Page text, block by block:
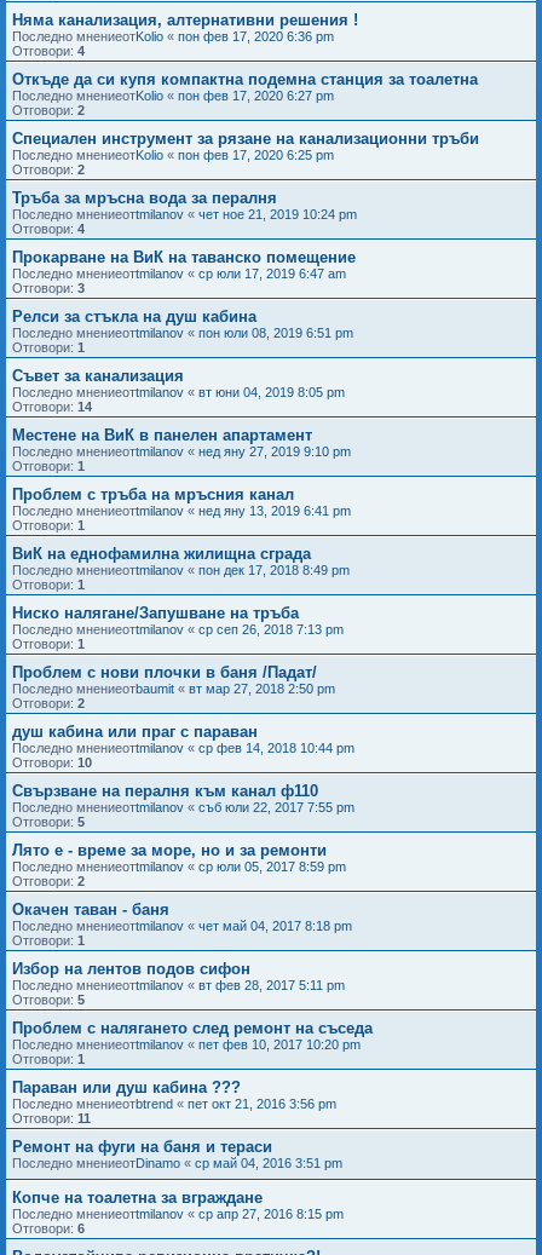
Няма канализация, алтернативни решения !
Последно мнениеотKolio « пон фев 17, 2020 6:36 pm
Отговори: 4
Откъде да си купя компактна подемна станция за тоалетна
Последно мнениеотKolio « пон фев 17, 2020 6:27 pm
Отговори: 2
Специален инструмент за рязане на канализационни тръби
Последно мнениеотKolio « пон фев 17, 2020 6:25 pm
Отговори: 2
Тръба за мръсна вода за пералня
Последно мнениеотtmilanov « чет ное 21, 2019 10:24 pm
Отговори: 4
Прокарване на ВиК на таванско помещение
Последно мнениеотtmilanov « ср юли 17, 2019 6:47 am
Отговори: 3
Релси за стъкла на душ кабина
Последно мнениеотtmilanov « пон юли 08, 2019 6:51 pm
Отговори: 1
Съвет за канализация
Последно мнениеотtmilanov « вт юни 04, 2019 8:05 pm
Отговори: 14
Местене на ВиК в панелен апартамент
Последно мнениеотtmilanov « нед яну 27, 2019 9:10 pm
Отговори: 1
Проблем с тръба на мръсния канал
Последно мнениеотtmilanov « нед яну 13, 2019 6:41 pm
Отговори: 1
ВиК на еднофамилна жилищна сграда
Последно мнениеотtmilanov « пон дек 17, 2018 8:49 pm
Отговори: 1
Ниско налягане/Запушване на тръба
Последно мнениеотtmilanov « ср сеп 26, 2018 7:13 pm
Отговори: 1
Проблем с нови плочки в баня /Падат/
Последно мнениеотbaumit « вт мар 27, 2018 2:50 pm
Отговори: 2
душ кабина или праг с параван
Последно мнениеотtmilanov « ср фев 14, 2018 10:44 pm
Отговори: 10
Свързване на пералня към канал ф110
Последно мнениеотtmilanov « съб юли 22, 2017 7:55 pm
Отговори: 5
Лято е - време за море, но и за ремонти
Последно мнениеотtmilanov « ср юли 05, 2017 8:59 pm
Отговори: 2
Окачен таван - баня
Последно мнениеотtmilanov « чет май 04, 2017 8:18 pm
Отговори: 1
Избор на лентов подов сифон
Последно мнениеотtmilanov « вт фев 28, 2017 5:11 pm
Отговори: 5
Проблем с налягането след ремонт на съседа
Последно мнениеотtmilanov « пет фев 10, 2017 10:20 pm
Отговори: 1
Параван или душ кабина ???
Последно мнениеотbtrend « пет окт 21, 2016 3:56 pm
Отговори: 11
Ремонт на фуги на баня и тераси
Последно мнениеотDinamo « ср май 04, 2016 3:51 pm
Копче на тоалетна за вграждане
Последно мнениеотtmilanov « ср апр 27, 2016 8:15 pm
Отговори: 6